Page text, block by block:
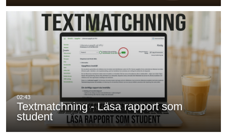
Textmatchning - Läsa rapport som
student